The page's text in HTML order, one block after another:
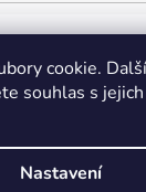
cookie.
souhlas s
Nastavení
Vytvořil Shoptet
nastavení cookies